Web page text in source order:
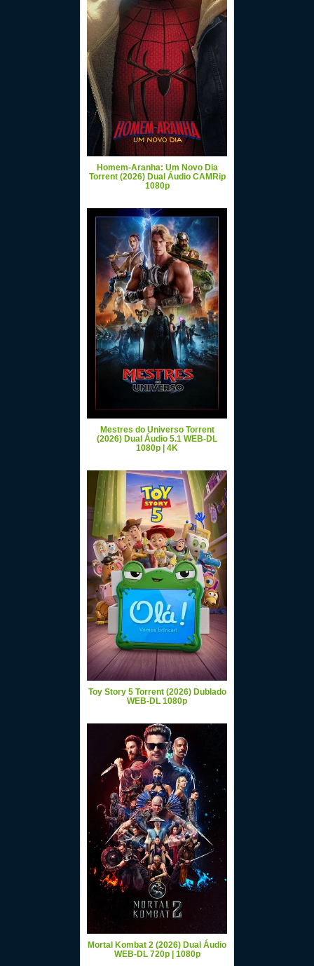
Homem-Aranha: Um Novo Dia
Torrent (2026) Dual Áudio CAMRip
1080p
Mestres do Universo Torrent
(2026) Dual Áudio 5.1 WEB-DL
1080p | 4K
Toy Story 5 Torrent (2026) Dublado
WEB-DL 1080p
Mortal Kombat 2 (2026) Dual Áudio
WEB-DL 720p | 1080p